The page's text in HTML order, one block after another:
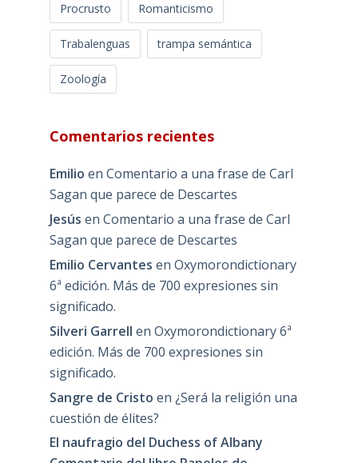
Procrusto Romanticismo
Trabalenguas trampa semántica
Zoología
Comentarios recientes
Emilio en Comentario a una frase de Carl
Sagan que parece de Descartes
Jesús en Comentario a una frase de Carl
Sagan que parece de Descartes
Emilio Cervantes en Oxymorondictionary
6ª edición. Más de 700 expresiones sin
significado.
Silveri Garrell en Oxymorondictionary 6ª
edición. Más de 700 expresiones sin
significado.
Sangre de Cristo en ¿Será la religión una
cuestión de élites?
El naufragio del Duchess of Albany